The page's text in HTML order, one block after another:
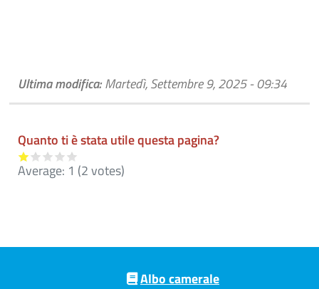
Ultima modifica: Martedì, Settembre 9, 2025 - 09:34
Quanto ti è stata utile questa pagina?
Average: 1 (2votes)
Pre footer navigation
Albo camerale